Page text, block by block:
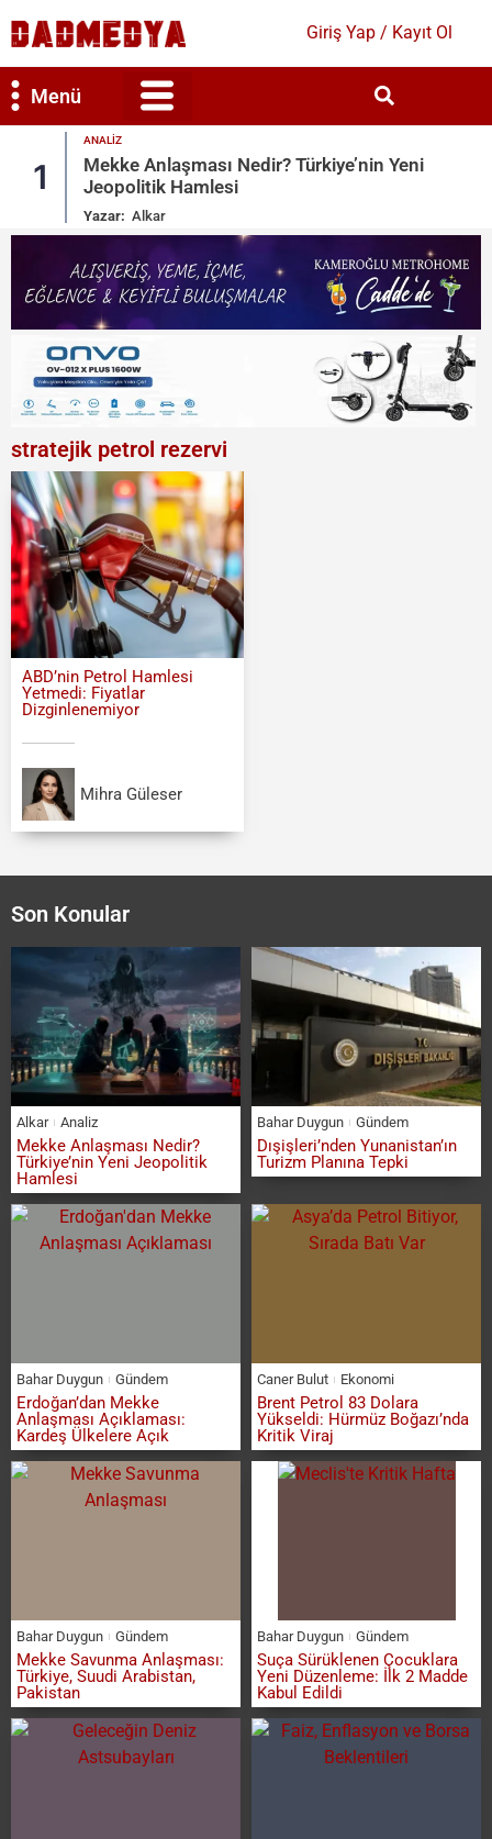
Giriş Yap / Kayıt Ol
Menü
1
ANALIZ
Mekke Anlaşması Nedir? Türkiye’nin Yeni
Jeopolitik Hamlesi
Yazar: Alkar
stratejik petrol rezervi
ABD’nin Petrol Hamlesi
Yetmedi: Fiyatlar
Dizginlenemiyor
Mihra Güleser
Son Konular
Alkar Analiz
Mekke Anlaşması Nedir?
Türkiye’nin Yeni Jeopolitik
Hamlesi
Bahar Duygun Gündem
Dışişleri’nden Yunanistan’ın
Turizm Planına Tepki
Bahar Duygun Gündem
Erdoğan’dan Mekke
Anlaşması Açıklaması:
Kardeş Ülkelere Açık
Caner Bulut Ekonomi
Brent Petrol 83 Dolara
Yükseldi: Hürmüz Boğazı’nda
Kritik Viraj
Bahar Duygun Gündem
Mekke Savunma Anlaşması:
Türkiye, Suudi Arabistan,
Pakistan
Bahar Duygun Gündem
Suça Sürüklenen Çocuklara
Yeni Düzenleme: İlk 2 Madde
Kabul Edildi